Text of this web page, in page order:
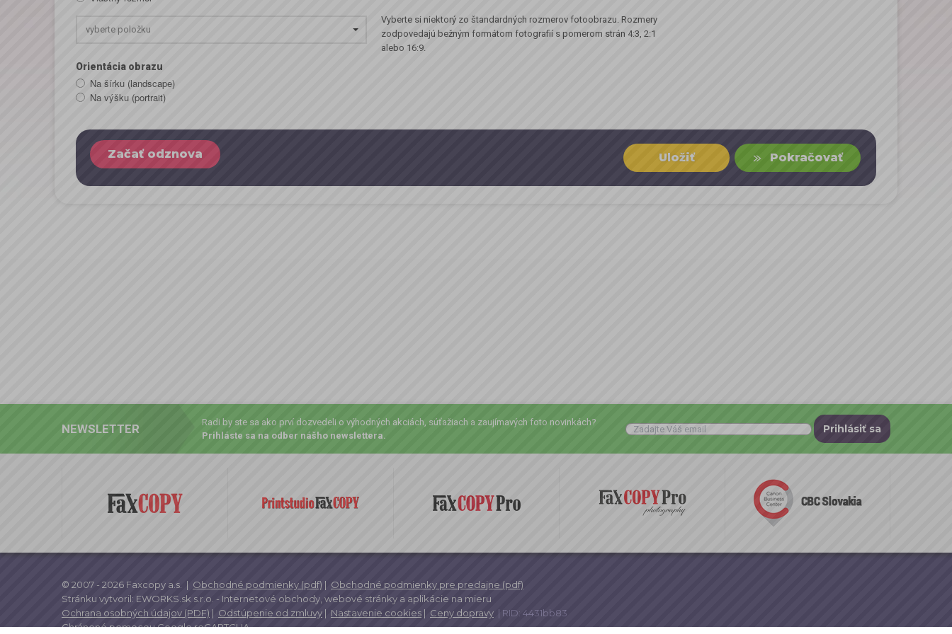
vyberte položku
Vyberte si niektorý zo štandardných rozmerov fotoobrazu. Rozmery
zodpovedajú bežným formátom fotografií s pomerom strán 4:3, 2:1
alebo 16:9.
Orientácia obrazu
Na šírku (landscape)
Na výšku (portrait)
Pokračovať
Uložiť
Začať odznova
NEWSLETTER
Radi by ste sa ako prví dozvedeli o výhodných akciách, súťažiach a zaujímavých foto novinkách?
Prihláste sa na odber nášho newslettera.
© 2007 - 2026 Faxcopy a.s. | Obchodné podmienky (pdf) | Obchodné podmienky pre predajne (pdf)
Stránku vytvoril: EWORKS.sk s.r.o. - Internetové obchody, webové stránky a aplikácie na mieru
Ochrana osobných údajov (PDF) | Odstúpenie od zmluvy | Nastavenie cookies | Ceny dopravy | RID: 4431bb83
Chránené pomocouGoogle reCAPTCHA